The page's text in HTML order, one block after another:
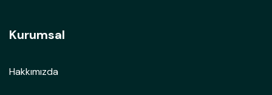
Kurumsal
Hakkımızda